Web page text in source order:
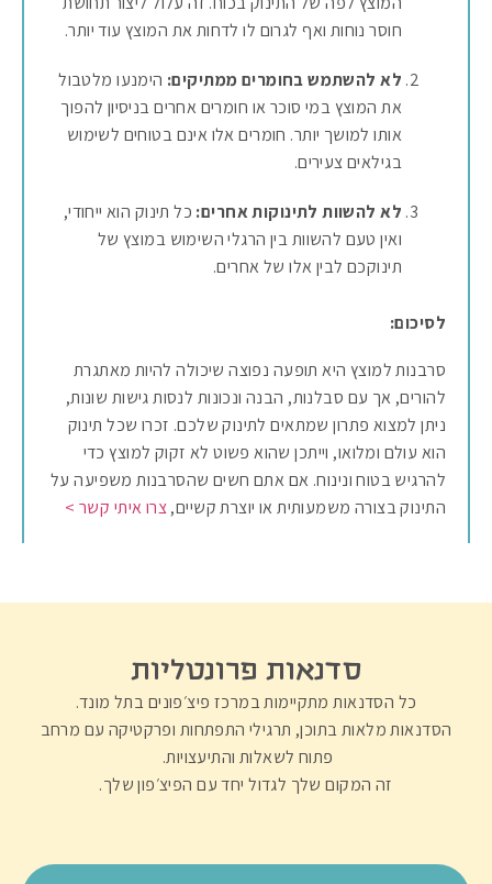
חוסר נוחות ואף לגרום לו לדחות את המוצץ עוד יותר.
לא להשתמש בחומרים ממתיקים: הימנעו מלטבול
את המוצץ במי סוכר או חומרים אחרים בניסיון להפוך
אותו למושך יותר. חומרים אלו אינם בטוחים לשימוש
בגילאים צעירים.
לא להשוות לתינוקות אחרים: כל תינוק הוא ייחודי,
ואין טעם להשוות בין הרגלי השימוש במוצץ של
תינוקכם לבין אלו של אחרים.
לסיכום:
סרבנות למוצץ היא תופעה נפוצה שיכולה להיות מאתגרת
להורים, אך עם סבלנות, הבנה ונכונות לנסות גישות שונות,
ניתן למצוא פתרון שמתאים לתינוק שלכם. זכרו שכל תינוק
הוא עולם ומלואו, וייתכן שהוא פשוט לא זקוק למוצץ כדי
להרגיש בטוח ונינוח. אם אתם חשים שהסרבנות משפיעה על
התינוק בצורה משמעותית או יוצרת קשיים,צרו איתי קשר >
סדנאות פרונטליות
כל הסדנאות מתקיימות במרכז פיצ׳פונים בתל מונד.
הסדנאות מלאות בתוכן, תרגילי התפתחות ופרקטיקה עם מרחב
פתוח לשאלות והתיעצויות.
זה המקום שלך לגדול יחד עם הפיצ׳פון שלך.